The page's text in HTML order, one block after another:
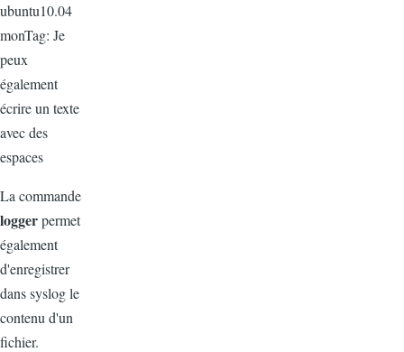
ubuntu10.04
monTag: Je
peux
également
écrire un texte
avec des
espaces
La commande
loggerpermet
également
d'enregistrer
dans syslog le
contenu d'un
fichier.